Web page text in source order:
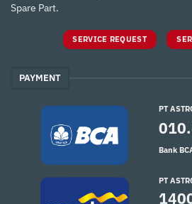
Spare Part.
SERVICE REQUEST
PAYMENT
PT
Bank
PT